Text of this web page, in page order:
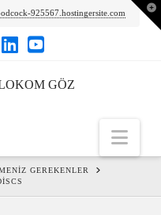
925567.hostingersite.com
GÖZ
GEREKENLER